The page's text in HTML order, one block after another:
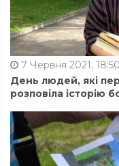
7 Червня 2021, 18:50
День людей, які
розповіла історію